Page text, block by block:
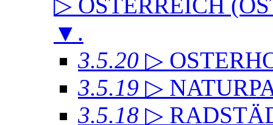
▼ .
3.5.20 ▷
3.5.19 ▷
3.5.18 ▷